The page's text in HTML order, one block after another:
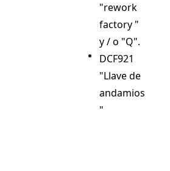
"rework
factory "
y / o "Q".
DCF921
"Llave de
andamios
"